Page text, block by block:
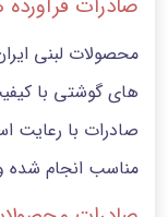
محصولات لبنی
های گوشتی با
صادرات با رعایت
مناسب انجام شده